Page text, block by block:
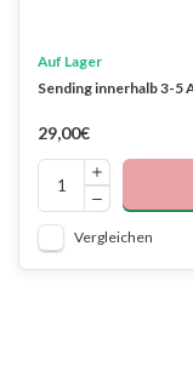
Auf Lager
Sending innerhalb 3-5
29,00€
Vergleichen